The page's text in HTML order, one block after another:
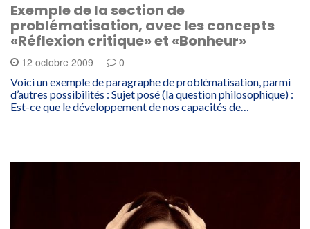
Exemple de la section de
problématisation, avec les concepts
«Réflexion critique» et «Bonheur»
12 octobre 2009 0
Voici un exemple de paragraphe de problématisation, parmi
d’autres possibilités : Sujet posé (la question philosophique) :
Est-ce que le développement de nos capacités de…